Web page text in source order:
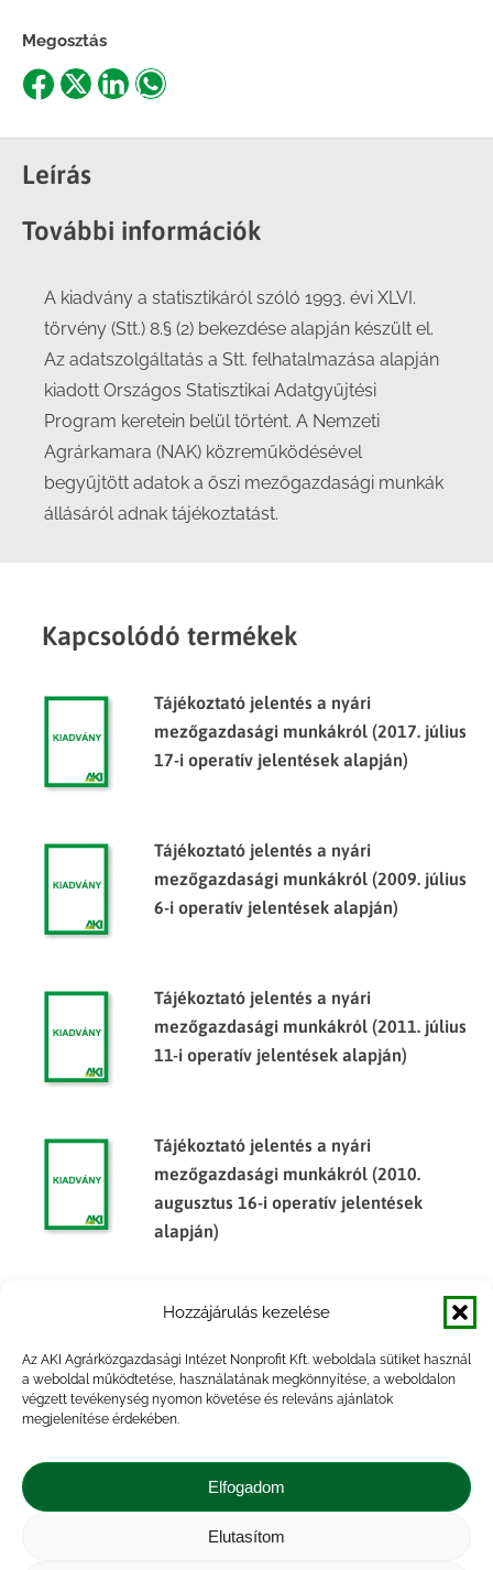
Hozzájárulás kezelése
Az AKI Agrárközgazdasági Intézet Nonprofit Kft. weboldala sütiket használ
a weboldal működtetése, használatának megkönnyítése, a weboldalon
végzett tevékenység nyomon követése és releváns ajánlatok
megjelenítése érdekében.
Elfogadom
Elutasítom
Megosztás
Share
Facebook
Share
X
ShareShare
Leírás
További információk
A kiadvány a statisztikáról szóló 1993. évi XLVI.
törvény (Stt.) 8.§ (2) bekezdése alapján készült el.
Az adatszolgáltatás a Stt. felhatalmazása alapján
kiadott Országos Statisztikai Adatgyűjtési
Program keretein belül történt. A Nemzeti
Agrárkamara (NAK) közreműködésével
begyűjtött adatok a őszi mezőgazdasági munkák
állásáról adnak tájékoztatást.
Kapcsolódó termékek
Tájékoztató jelentés a nyári
mezőgazdasági munkákról (2017. július
17-i operatív jelentések alapján)
Tájékoztató jelentés a nyári
mezőgazdasági munkákról (2009. július
6-i operatív jelentések alapján)
Tájékoztató jelentés a nyári
mezőgazdasági munkákról (2011. július
11-i operatív jelentések alapján)
Tájékoztató jelentés a nyári
mezőgazdasági munkákról (2010.
augusztus 16-i operatív jelentések
alapján)
mezőgazdasági munkákról (2012.
augusztus 13-i operatív jelentések
alapján)
mezőgazdasági munkákról (2014. július
14-i operatív jelentések alapján)